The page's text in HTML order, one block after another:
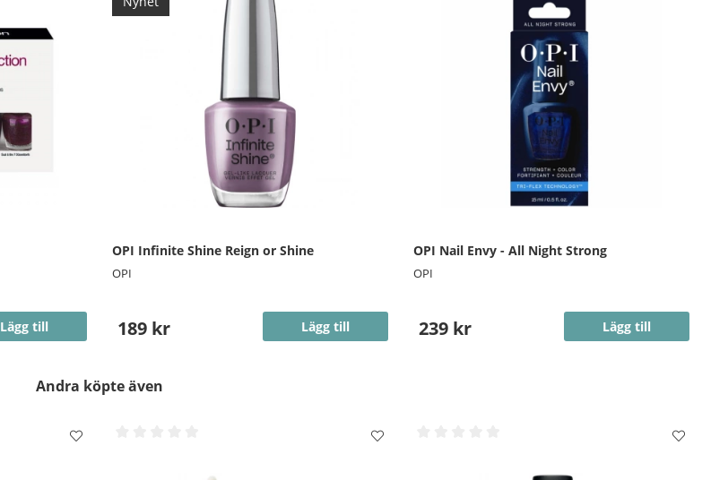
Lägg till
OPI Infinite Shine Reign or Shine
OPI
189 kr Lägg till
OPI Nail Envy - All Night Strong
OPI
239 kr Lägg till
Andra köpte även